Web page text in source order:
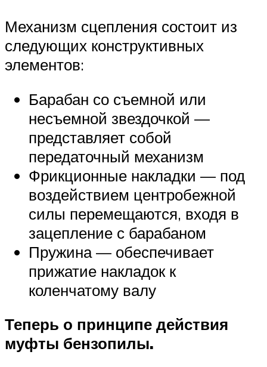
Механизм сцепления состоит из
следующих конструктивных
элементов:
Барабан со съемной или
несъемной звездочкой —
представляет собой
передаточный механизм
Фрикционные накладки — под
воздействием центробежной
силы перемещаются, входя в
зацепление с барабаном
Пружина — обеспечивает
прижатие накладок к
коленчатому валу
Теперь о принципе действия
муфты бензопилы.